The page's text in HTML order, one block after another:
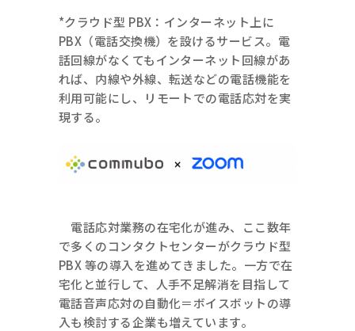
*クラウド型 PBX：インターネット上に
PBX（電話交換機）を設けるサービス。電
話回線がなくてもインターネット回線があ
れば、内線や外線、転送などの電話機能を
利用可能にし、リモートでの電話応対を実
現する。
電話応対業務の在宅化が進み、ここ数年
で多くのコンタクトセンターがクラウド型
PBX 等の導入を進めてきました。一方で在
宅化と並行して、人手不足解消を目指して
電話音声応対の自動化＝ボイスボットの導
入も検討する企業も増えています。